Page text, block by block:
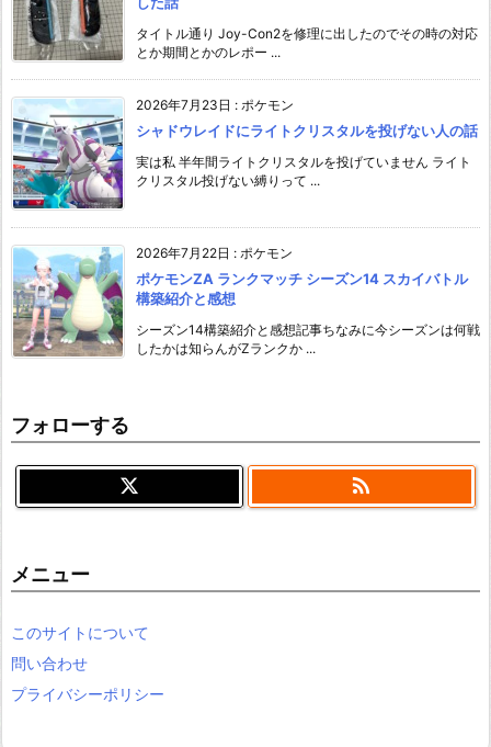
タイトル通り Joy-Con2を修理に出したのでその時の対応
とか期間とかのレポー ...
2026年7月23日 : ポケモン
シャドウレイドにライトクリスタルを投げない人の話
実は私 半年間ライトクリスタルを投げていません ライト
クリスタル投げない縛りって ...
2026年7月22日 : ポケモン
ポケモンZA ランクマッチ シーズン14 スカイバトル
構築紹介と感想
シーズン14構築紹介と感想記事ちなみに今シーズンは何戦
したかは知らんがZランクか ...
フォローする

メニュー
このサイトについて
問い合わせ
プライバシーポリシー